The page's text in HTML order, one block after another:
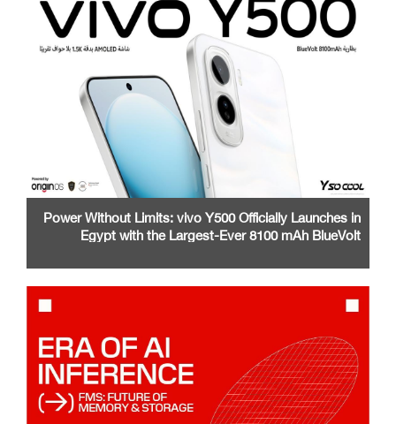
Power Without Limits: vivo Y500 Officially Launches in
Egypt with the Largest-Ever 8100 mAh BlueVolt